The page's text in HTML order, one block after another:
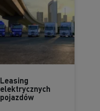
Leasing
elektrycznych
pojazdów